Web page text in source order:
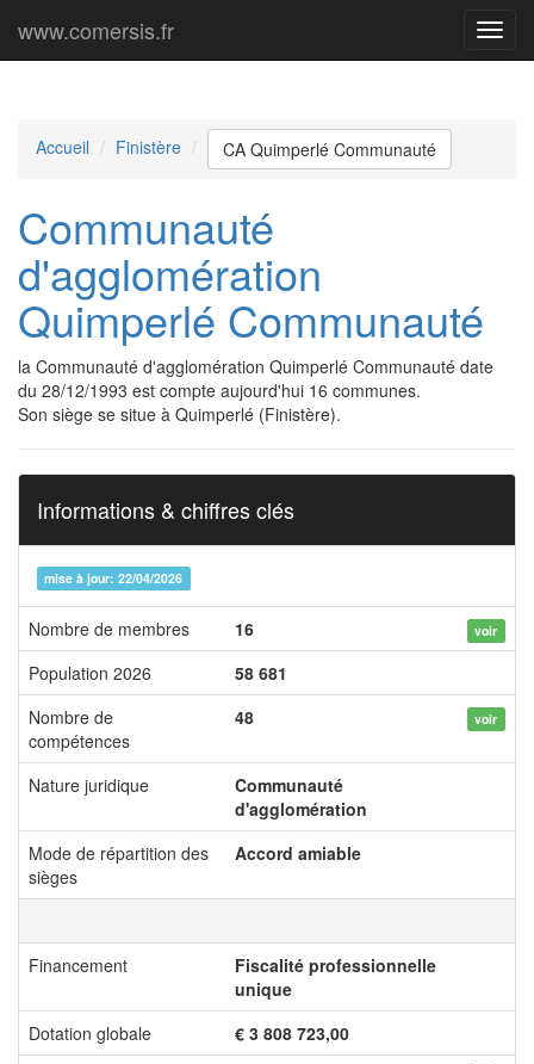
Menu
www.comersis.fr
Accueil Finistère CA Quimperlé Communauté
Communauté
d'agglomération
Quimperlé Communauté
la Communauté d'agglomération Quimperlé Communauté date
du 28/12/1993 est compte aujourd'hui 16 communes.
Son siège se situe à Quimperlé (Finistère).
Informations & chiffres clés
mise à jour: 22/04/2026
Nombre de membres 16 voir
Population 2026
58 681
Nombre de
compétences
48 voir
Nature juridique
Communauté
d'agglomération
Mode de répartition des
sièges
Accord amiable
Financement
Fiscalité professionnelle
unique
Dotation globale
€ 3 808 723,00